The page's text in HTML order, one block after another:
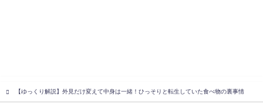
【ゆっくり解説】外見だけ変えて中身は一緒！ひっそりと転生していた食べ物の裏事情